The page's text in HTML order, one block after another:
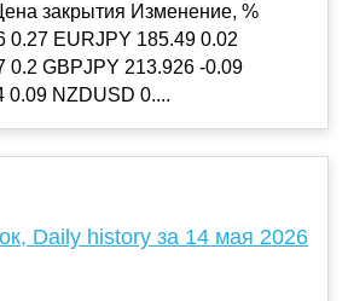
закрытия Изменение, %
0.27 EURJPY 185.49 0.02
0.2 GBPJPY 213.926 -0.09
0.09 NZDUSD 0....
Daily history за 14 мая 2026